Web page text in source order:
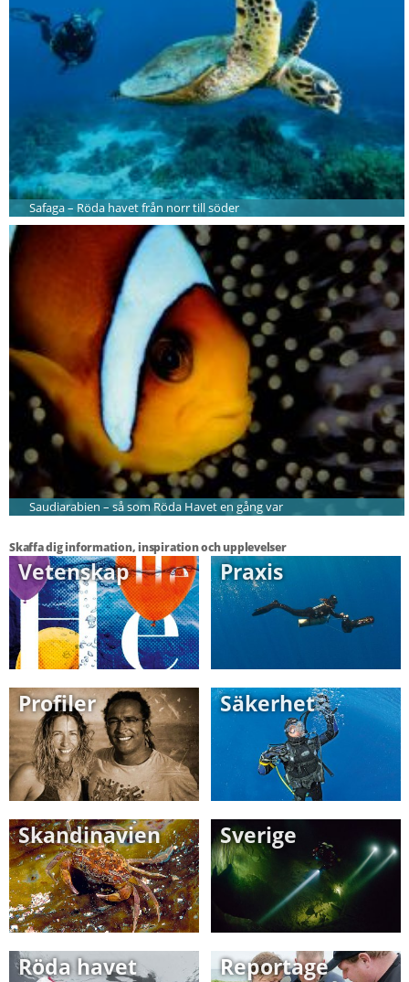
Safaga – Röda havet från norr till söder
Saudiarabien – så som Röda Havet en gång var
Skaffa dig information, inspiration och upplevelser
Vetenskap Praxis
Profiler Säkerhet
Skandinavien Sverige
Röda havet Reportage